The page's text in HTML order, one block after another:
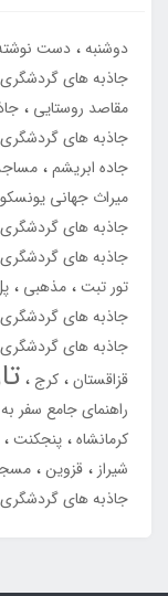
دوشنبه دست
جاذبه های
مقاصد روستایی
جاذبه های
جاده ابریشم
میراث جهانی یونسکو
جاذبه های گردشگری
جاذبه های گردشگری
تور تبت مذهبی
جاذبه های
جاذبه های
قزاقستان کرج
راهنمای جامع سفر
کرمانشاه پنجکنت
شیراز
قزوین
جاذبه های گردشگری